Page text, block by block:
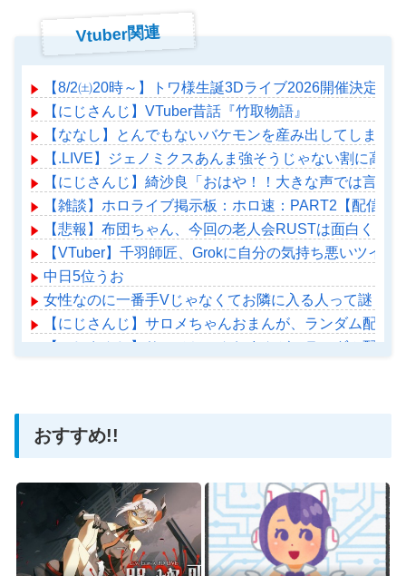
Vtuber関連
【8/2㈯20時～】トワ様生誕3Dライブ2026開催決定！
【にじさんじ】VTuber昔話『竹取物語』
【ななし】とんでもないバケモンを産み出してしまっ
【.LIVE】ジェノミクスあんま強そうじゃない割に高
【にじさんじ】綺沙良「おはや！！大きな声では言
【雑談】ホロライブ掲示板：ホロ速：PART2【配信実
【悲報】布団ちゃん、今回の老人会RUSTは面白くな
【VTuber】千羽師匠、Grokに自分の気持ち悪いツイ
中日5位うお
女性なのに一番手Vじゃなくてお隣に入る人って謎じゃ
【にじさんじ】サロメちゃんおまんが、ランダム配置
【にじさんじ】サロメちゃんおまんが、ランダム配置
おすすめ!!